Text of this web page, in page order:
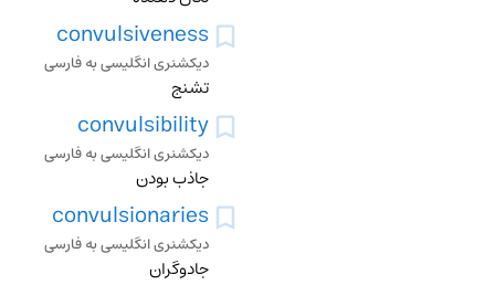
convulsiveness
دیکشنری انگلیسی به فارسی
تشنج
convulsibility
دیکشنری انگلیسی به فارسی
جاذب بودن
convulsionaries
دیکشنری انگلیسی به فارسی
جادوگران